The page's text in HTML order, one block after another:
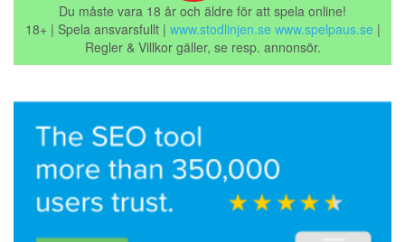
Du måste vara 18 år och äldre för att spela online!
18+ | Spela ansvarsfullt | www.stodlinjen.se www.spelpaus.se |
Regler & Villkor gäller, se resp. annonsör.